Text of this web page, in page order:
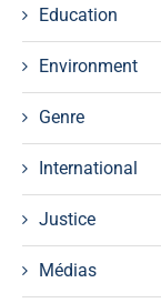
Education
Environment
Genre
International
Justice
Médias